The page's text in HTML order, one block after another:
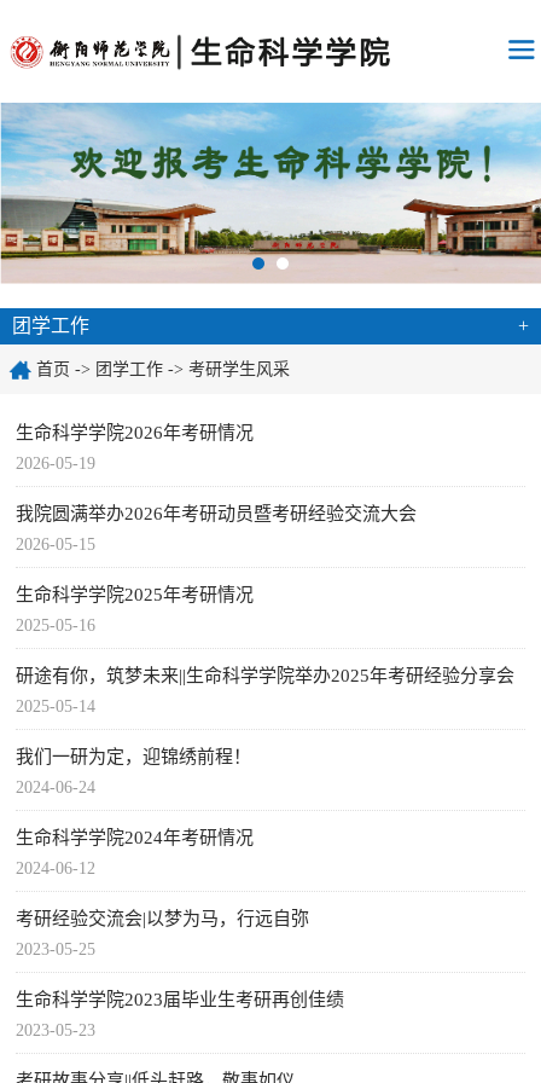
团学工作 +
首页 -> 团学工作 -> 考研学生风采
生命科学学院2026年考研情况
2026-05-19
我院圆满举办2026年考研动员暨考研经验交流大会
2026-05-15
生命科学学院2025年考研情况
2025-05-16
研途有你，筑梦未来||生命科学学院举办2025年考研经验分享会
2025-05-14
我们一研为定，迎锦绣前程！
2024-06-24
生命科学学院2024年考研情况
2024-06-12
考研经验交流会|以梦为马，行远自弥
2023-05-25
生命科学学院2023届毕业生考研再创佳绩
2023-05-23